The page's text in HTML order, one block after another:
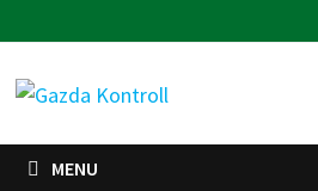
to
content
MENU